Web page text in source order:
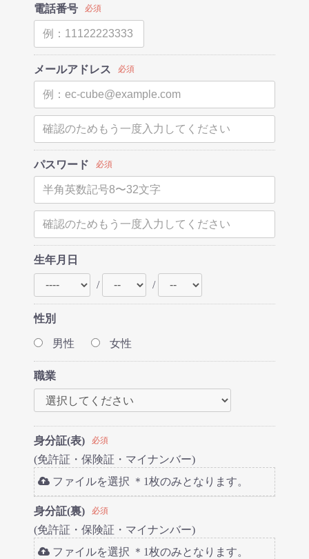
電話番号 必須
メールアドレス 必須
パスワード 必須
生年月日
/ /
性別
男性 女性
職業
身分証(表) 必須
(免許証・保険証・マイナンバー)
ファイルを選択 ＊1枚のみとなります。
身分証(裏) 必須
(免許証・保険証・マイナンバー)
ファイルを選択 ＊1枚のみとなります。